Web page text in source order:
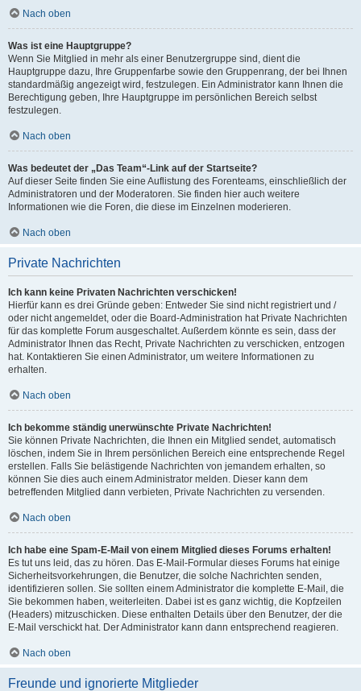
Nach oben
Was ist eine Hauptgruppe?
Wenn Sie Mitglied in mehr als einer Benutzergruppe sind, dient die
Hauptgruppe dazu, Ihre Gruppenfarbe sowie den Gruppenrang, der bei Ihnen
standardmäßig angezeigt wird, festzulegen. Ein Administrator kann Ihnen die
Berechtigung geben, Ihre Hauptgruppe im persönlichen Bereich selbst
festzulegen.
Nach oben
Was bedeutet der „Das Team“-Link auf der Startseite?
Auf dieser Seite finden Sie eine Auflistung des Forenteams, einschließlich der
Administratoren und der Moderatoren. Sie finden hier auch weitere
Informationen wie die Foren, die diese im Einzelnen moderieren.
Nach oben
Private Nachrichten
Ich kann keine Privaten Nachrichten verschicken!
Hierfür kann es drei Gründe geben: Entweder Sie sind nicht registriert und /
oder nicht angemeldet, oder die Board-Administration hat Private Nachrichten
für das komplette Forum ausgeschaltet. Außerdem könnte es sein, dass der
Administrator Ihnen das Recht, Private Nachrichten zu verschicken, entzogen
hat. Kontaktieren Sie einen Administrator, um weitere Informationen zu
erhalten.
Nach oben
Ich bekomme ständig unerwünschte Private Nachrichten!
Sie können Private Nachrichten, die Ihnen ein Mitglied sendet, automatisch
löschen, indem Sie in Ihrem persönlichen Bereich eine entsprechende Regel
erstellen. Falls Sie belästigende Nachrichten von jemandem erhalten, so
können Sie dies auch einem Administrator melden. Dieser kann dem
betreffenden Mitglied dann verbieten, Private Nachrichten zu versenden.
Nach oben
Ich habe eine Spam-E-Mail von einem Mitglied dieses Forums erhalten!
Es tut uns leid, das zu hören. Das E-Mail-Formular dieses Forums hat einige
Sicherheitsvorkehrungen, die Benutzer, die solche Nachrichten senden,
identifizieren sollen. Sie sollten einem Administrator die komplette E-Mail, die
Sie bekommen haben, weiterleiten. Dabei ist es ganz wichtig, die Kopfzeilen
(Headers) mitzuschicken. Diese enthalten Details über den Benutzer, der die
E-Mail verschickt hat. Der Administrator kann dann entsprechend reagieren.
Nach oben
Freunde und ignorierte Mitglieder